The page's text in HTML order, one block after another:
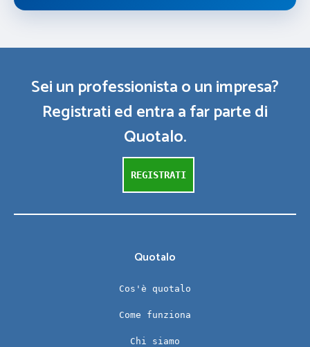
Sei un professionista o un impresa?
Registrati ed entra a far parte di
Quotalo.
REGISTRATI
Quotalo
Cos'è quotalo
Come funziona
Chi siamo